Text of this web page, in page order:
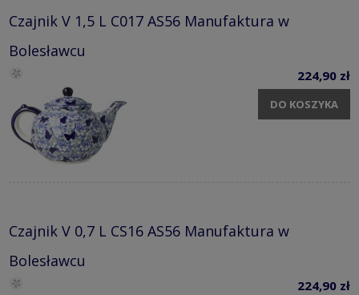
Czajnik V 1,5 L C017 AS56 Manufaktura w
Bolesławcu
224,90 zł
DO KOSZYKA
Czajnik V 0,7 L CS16 AS56 Manufaktura w
Bolesławcu
224,90 zł